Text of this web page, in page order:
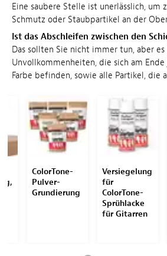
Eine saubere Stelle ist unerlässlich, um
Schmutz oder Staubpartikel an der
Ist das Abschleifen zwischen den
Das sollten Sie nicht immer tun, aber
Unvollkommenheiten, die sich am
Farbe befinden, sowie alle Partikel, die
ColorTone-
Pulver-
Grundierung
Versiegelung
für
ColorTone-
Sprühlacke
für Gitarren